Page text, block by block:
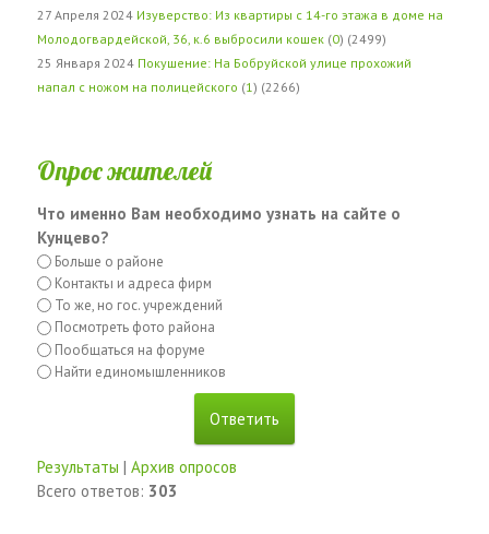
27 Апреля 2024 Изуверство: Из квартиры с 14-го этажа в доме на
Молодогвардейской, 36, к.6 выбросили кошек (0) (2499)
25 Января 2024 Покушение: На Бобруйской улице прохожий
напал с ножом на полицейского (1 ) (2266)
Опрос жителей
Что именно Вам необходимо узнать на сайте о
Кунцево?
Больше о районе
Контакты и адреса фирм
То же, но гос. учреждений
Посмотреть фото района
Пообщаться на форуме
Найти единомышленников
Результаты | Архив опросов
Всего ответов: 303